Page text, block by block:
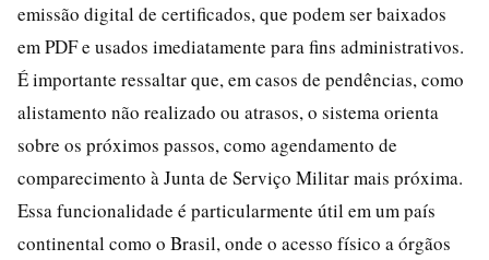
emissão digital de certificados, que podem ser baixados
em PDF e usados imediatamente para fins administrativos.
É importante ressaltar que, em casos de pendências, como
alistamento não realizado ou atrasos, o sistema orienta
sobre os próximos passos, como agendamento de
comparecimento à Junta de Serviço Militar mais próxima.
Essa funcionalidade é particularmente útil em um país
continental como o Brasil, onde o acesso físico a órgãos